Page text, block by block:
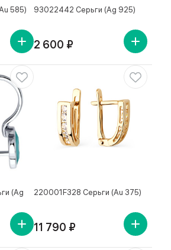
585) 93022442 Серьги (Ag 925)
2 600 ₽
(Ag
220001F328 Серьги (Au 375)
11 790 ₽